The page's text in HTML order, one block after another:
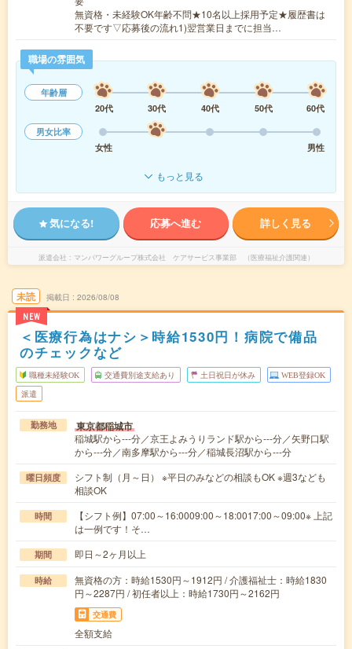
無資格・未経験OK年齢不問★10名以上採用予定★履歴書は
不要です▽応募後の流れ1)翌営業日までに担当…
職場の雰囲気
年齢層
20代
30代 40代 50代
60代
男女比率
女性
男性
もっと見る
気になる! 応募へ進む 詳しく見る
派遣会社 マンパワーグループ株式会社 ケアサービス事業部 （医療福祉介護関連）
未読
NEW
掲載日 2026/08/08
＜医療行為はナシ＞時給1530円！病院で備品
のチェックなど
職種未経験OK 交通費別途支給あり 土日祝日が休み WEB登録OK
派遣
勤務地 東京都稲城市
稲城駅から---分／京王よみうりランド駅から---分／矢野口駅
から---分／南多摩駅から---分／稲城長沼駅から---分
曜日頻度
シフト制（月～日） ※平日のみなどの相談もOK ※週3なども
相談OK
時間
【シフト例】07:00～16:0009:00～18:0017:00～09:00※ 上記
は一例です！そ…
期間 即日～2ヶ月以上
時給
無資格の方：時給1530円～1912円 / 介護福祉士：時給1830
円～2287円 / 初任者以上：時給1730円～2162円
交通費
全額支給